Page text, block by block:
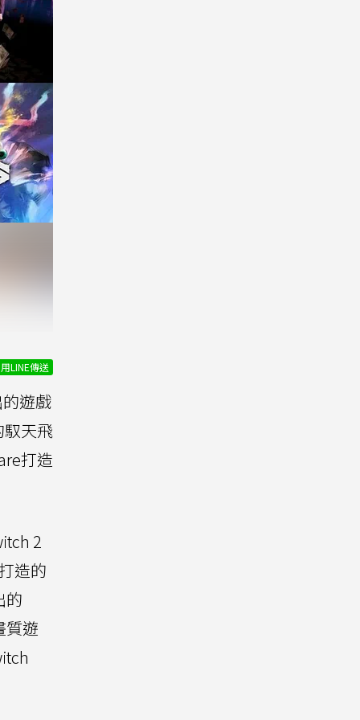
用LINE傳送
遊戲
天飛
打造
2
造的
的
質遊